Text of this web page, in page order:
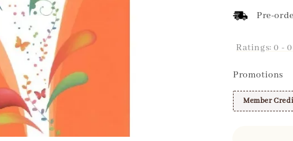
Pre-
Ratings:0 - 0
Promotions
Member